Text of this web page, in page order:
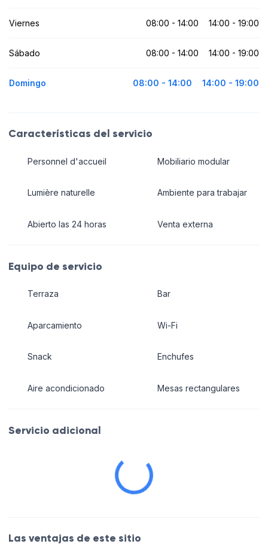
Viernes 08:00 - 14:00 14:00 - 19:00
Sábado 08:00 - 14:00 14:00 - 19:00
Domingo 08:00 - 14:00 14:00 - 19:00
Características del servicio
Personnel d'accueil
Lumière naturelle
Abierto las 24 horas
Mobiliario modular
Ambiente para trabajar
Venta externa
Equipo de servicio
Terraza
Aparcamiento
Snack
Aire acondicionado
Bar
Wi-Fi
Enchufes
Mesas rectangulares
Servicio adicional
Las ventajas de este sitio